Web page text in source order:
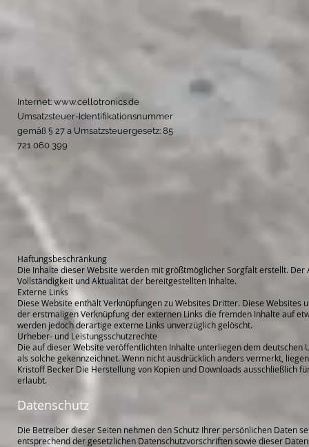
Internet: www.cellotronics.de
Umsatzsteuer-Identifikationsnummer
gemäß § 27 a Umsatzsteuergesetz: 85
721 060 399
Haftungsbeschränkung
Die Inhalte dieser Website werden mit größtmöglicher Sorgfalt erstellt.
Vollständigkeit und Aktualität der bereitgestellten Inhalte.
Externe Links
Diese Website enthält Verknüpfungen zu Websites Dritter. Diese
der erstmaligen Verknüpfung der externen Links die fremden Inhalte auf
werden jedoch derartige externe Links unverzüglich gelöscht.
Urheber- und Leistungsschutzrechte
Die auf dieser Website veröffentlichten Inhalte unterliegen dem
als solche gekennzeichnet. Wenn nicht ausdrücklich anders vermerkt,
Kristoff Becker Die Herstellung von Kopien und Downloads ausschließlich
erlaubt.
Datenschutz
Die Betreiber dieser Seiten nehmen den Schutz Ihrer persönlichen Daten
entsprechend der gesetzlichen Datenschutzvorschriften sowie dieser